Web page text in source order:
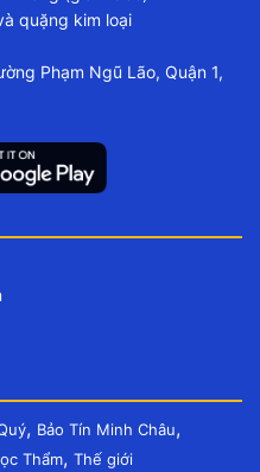
quặng kim loại
Phạm Ngũ Lão, Quận 1,
, Bảo Tín Minh Châu,
Thẩm, Thế giới